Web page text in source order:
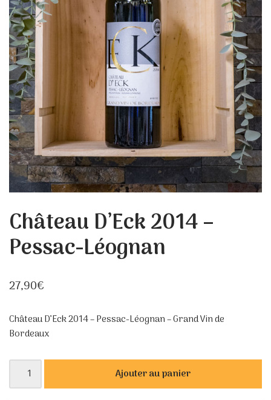
Château D’Eck 2014 –
Pessac-Léognan
27,90€
Château D’Eck 2014 – Pessac-Léognan – Grand Vin de
Bordeaux
Ajouter au panier